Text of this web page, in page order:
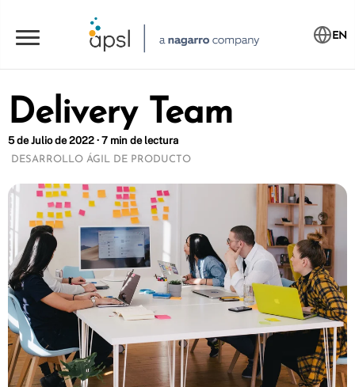
EN
Delivery Team
5 de Julio de 2022 · 7 min de lectura
DESARROLLO ÁGIL DE PRODUCTO